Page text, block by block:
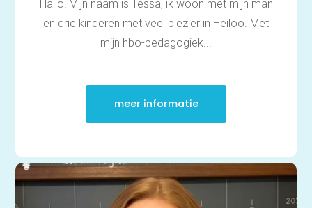
Studievaardigheden,
planning & motivatie
Werkgeheugen verbeteren
met Cogmed
& ADD
verminderen met
neurofeedback | HSP
middelbare school
Slimmer leren met AI (VO)
| masterclass
Onderzoek
Hallo! Mijn naam is Tessa, ik woon met mijn man
en drie kinderen met veel plezier in Heiloo. Met
mijn hbo-pedagogiek...
meer informatie